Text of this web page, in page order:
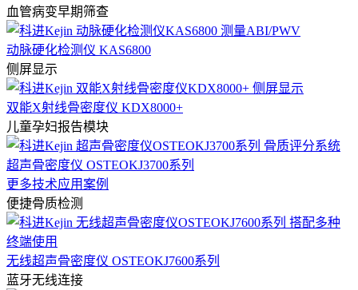
血管病变早期筛查
动脉硬化检测仪 KAS6800
侧屏显示
双能X射线骨密度仪 KDX8000+
儿童孕妇报告模块
超声骨密度仪 OSTEOKJ3700系列
更多技术应用案例
便捷骨质检测
无线超声骨密度仪 OSTEOKJ7600系列
蓝牙无线连接